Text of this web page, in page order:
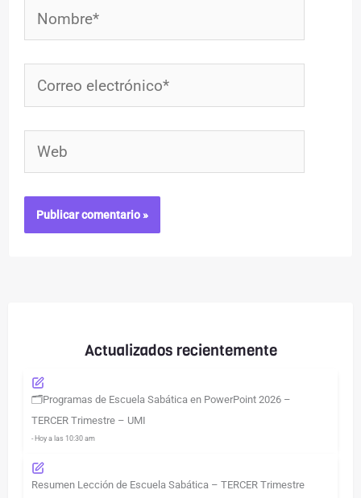
Actualizados recientemente
🗂️Programas de Escuela Sabática en PowerPoint 2026 –
TERCER Trimestre – UMI
- Hoy a las 10:30 am
Resumen Lección de Escuela Sabática – TERCER Trimestre
Nombre*
Correo
electrónico*
Web